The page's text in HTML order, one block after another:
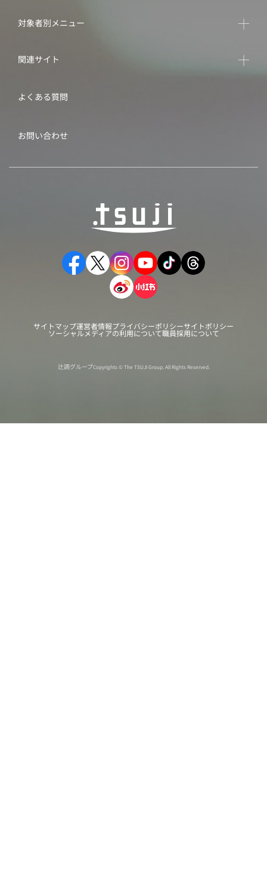
対象者別メニュー
関連サイト
よくある質問
お問い合わせ
サイトマップ運営者情報プライバシーポリシーサイトポリシー
ソーシャルメディアの利用について職員採用について
辻調グループCopyrights © The TSUJI Group. All Rights Reserved.